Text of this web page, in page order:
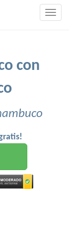
con